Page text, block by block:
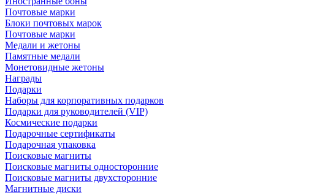
Почтовые марки
Блоки почтовых марок
Почтовые марки
Медали и жетоны
Памятные медали
Монетовидные жетоны
Награды
Подарки
Наборы для корпоративных подарков
Подарки для руководителей (VIP)
Космические подарки
Подарочные сертификаты
Подарочная упаковка
Поисковые магниты
Поисковые магниты односторонние
Поисковые магниты двухсторонние
Магнитные диски